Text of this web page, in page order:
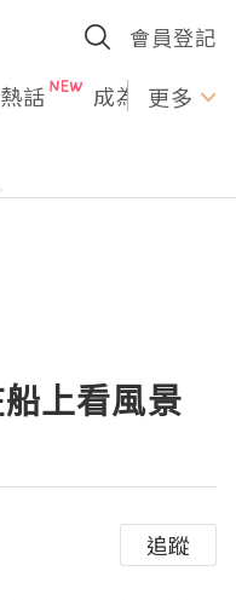
會員登記
話 成為U更多
上看風景
追蹤